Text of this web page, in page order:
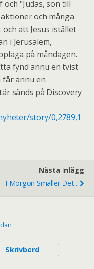
och "Judas, son till
och många
att Jesus istället
i Jerusalem,
på måndagen.
fynd ännu en tvist
får ännu en
sänds på Discovery
story/0,2789,1
Nästa Inlägg
I Morgon Smäller Det...
Skrivbord